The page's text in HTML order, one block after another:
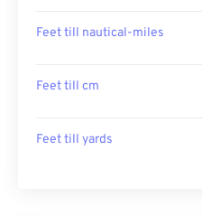
Feet till nautical-miles
Feet till cm
Feet till yards